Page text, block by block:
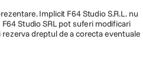
Implicit F64 Studio S.R.L. nu
Studio SRL pot suferi modificari
dreptul de a corecta eventuale